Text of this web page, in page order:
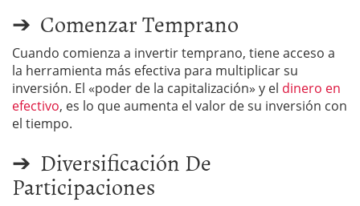
➔ Comenzar Temprano
Cuando comienza a invertir temprano, tiene acceso a
la herramienta más efectiva para multiplicar su
inversión. El «poder de la capitalización» y el dinero en
efectivo, es lo que aumenta el valor de su inversión con
el tiempo.
➔ Diversificación De
Participaciones